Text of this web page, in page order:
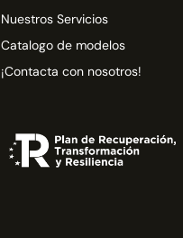
Nuestros Servicios
Catalogo de modelos
¡Contacta con nosotros!